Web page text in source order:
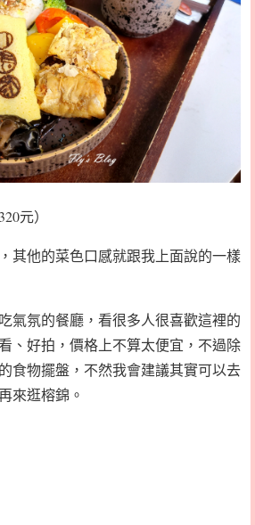
元）
其他的菜色口感就跟我上面說的一樣
氣氛的餐廳，看很多人很喜歡這裡的
、好拍，價格上不算太便宜，不過除
食物擺盤，不然我會建議其實可以去
來逛榕錦。